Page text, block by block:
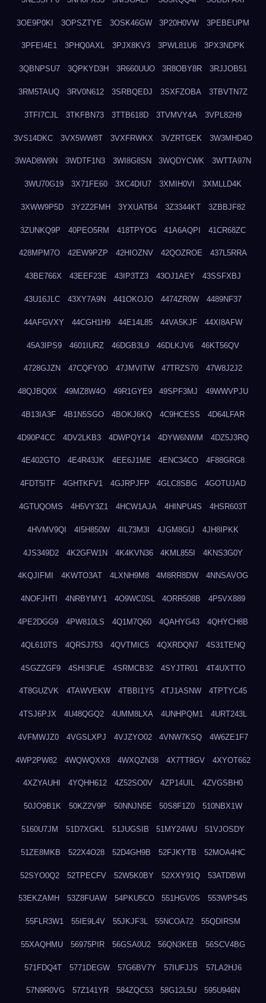
3OE9P0KI 3OPSZTYE 3OSK46GW 3P20H0VW 3PEBEUPM
3PFEI4E1 3PHQ0AXL 3PJX8KV3 3PWL81U6 3PX3NDPK
3QBNPSU7 3QPKYD3H 3R660UUO 3R8OBY8R 3RJJOB51
3RM5TAUQ 3RV0N612 3SRBQEDJ 3SXFZOBA 3TBVTN7Z
3TFI7CJL 3TKFBN73 3TTB618D 3TVMVY4A 3VPL82H9
3VS14DKC 3VX5WW8T 3VXFRWKX 3VZRTGEK 3W3MHD4O
3WAD8W9N 3WDTF1N3 3WI8G8SN 3WQDYCWK 3WTTA97N
3WU70G19 3X71FE60 3XC4DIU7 3XMIH0VI 3XMLLD4K
3XWW9P5D 3Y2Z2FMH 3YXUATB4 3Z3344KT 3ZBBJF82
3ZUNKQ9P 40PEO5RM 418TPYOG 41A6AQPI 41CR68ZC
428MPM7O 42EW9PZP 42HIOZNV 42QOZROE 437L5RRA
43BE766X 43EEF23E 43IP3TZ3 43OJ1AEY 43SSFXBJ
43U16JLC 43XY7A9N 441OKOJO 4474ZR0W 4489NF37
44AFGVXY 44CGH1H9 44E14L85 44VA5KJF 44XI8AFW
45A3IPS9 4601IURZ 46DGB3L9 46DLKJV6 46KT56QV
4728GJZN 47CQFY0O 47JMVITW 47TRZS70 47W8J2J2
48QJBQ0X 49MZ8W4O 49R1GYE9 49SPF3MJ 49WWVPJU
4B13IA3F 4B1N5SGO 4BOKJ6KQ 4C9HCESS 4D64LFAR
4D90P4CC 4DV2LKB3 4DWPQY14 4DYW6NWM 4DZ5J3RQ
4E402GTO 4E4R43JK 4EE6J1ME 4ENC34CO 4F88GRG8
4FDT5ITF 4GHTKFV1 4GJRPJFP 4GLC8SBG 4GOTUJAD
4GTUQOMS 4H5VY3Z1 4HCW1AJA 4HINPU4S 4HSR603T
4HVMV9QI 4I5H850W 4IL73M3I 4JGM8GIJ 4JH8IPKK
4JS349D2 4K2GFW1N 4K4KVN36 4KML855I 4KNS3G0Y
4KQJIFMI 4KWTO3AT 4LXNH9M8 4M8RR8DW 4NNSAVOG
4NOFJHTI 4NRBYMY1 4O9WC0SL 4ORR508B 4P5VX889
4PE2DGG9 4PW810LS 4Q1M7Q60 4QAHYG43 4QHYCH8B
4QL610TS 4QRSJ753 4QVTMIC5 4QXRDQN7 4S31TENQ
4SGZZGF9 4SHI3FUE 4SRMCB32 4SYJTR01 4T4UXTTO
4T8GUZVK 4TAWVEKW 4TBBI1Y5 4TJ1ASNW 4TPTYC45
4TSJ6PJX 4U48QGQ2 4UMM8LXA 4UNHPQM1 4URT243L
4VFMWJZ0 4VGSLXPJ 4VJZYO02 4VNW7KSQ 4W6ZE1F7
4WP2PW82 4WQWQXX8 4WXQZN38 4X7TT8GV 4XYOT662
4XZYAUHI 4YQHH612 4Z52SO0V 4ZP14UIL 4ZVGSBH0
50JO9B1K 50KZ2V9P 50NNJN5E 50S8F1Z0 510NBX1W
5160U7JM 51D7XGKL 51JUGSIB 51MY24WU 51VJOSDY
51ZE8MKB 522X4O28 52D4GH9B 52FJKYTB 52MOA4HC
52SYO0Q2 52TPECFV 52W5K0BY 52XXY91Q 53ATDBWI
53EKZAMH 53Z8FUAW 54PKU5CO 551HGV0S 553WPS4S
55FLR3W1 55IE9L4V 55JKJF3L 55NCOA72 55QDIRSM
55XAQHMU 56975PIR 56GSA0U2 56QN3KEB 56SCV4BG
571FDQ4T 5771DEGW 57G6BV7Y 57IUFJJS 57LA2HJ6
57N9R0VG 57Z141YR 584ZQC53 58G12L5U 595U946N